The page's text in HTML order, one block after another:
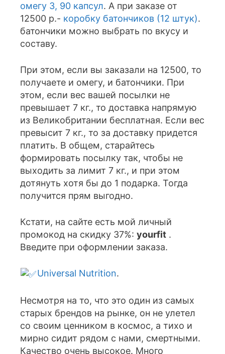
омегу 3, 90 капсул. А при заказе от
12500 р.- коробку батончиков (12 штук).
батончики можно выбрать по вкусу и
составу.
При этом, если вы заказали на 12500, то
получаете и омегу, и батончики. При
этом, если вес вашей посылки не
превышает 7 кг., то доставка напрямую
из Великобритании бесплатная. Если вес
превысит 7 кг., то за доставку придется
платить. В общем, старайтесь
формировать посылку так, чтобы не
выходить за лимит 7 кг., и при этом
дотянуть хотя бы до 1 подарка. Тогда
получится прям выгодно.
Кстати, на сайте есть мой личный
промокод на скидку 37%: yourfit .
Введите при оформлении заказа.
Universal Nutrition.
Несмотря на то, что это один из самых
старых брендов на рынке, он не улетел
со своим ценником в космос, а тихо и
мирно сидит рядом с нами, смертными.
Качество очень высокое. Много